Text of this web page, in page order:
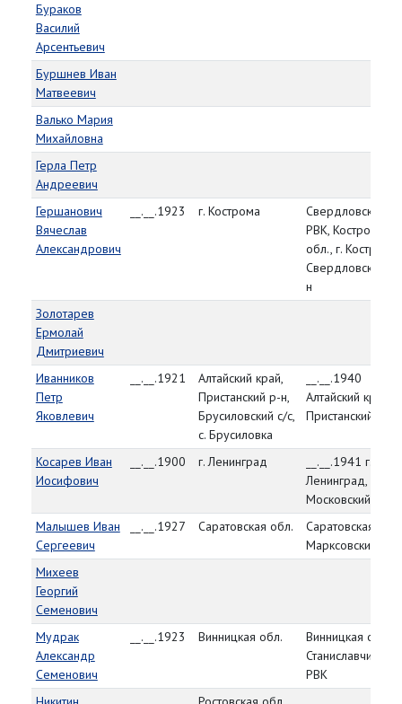
Бураков
Василий
Арсентьевич
Буршнев Иван
Матвеевич
Валько Мария
Михайловна
Герла Петр
Андреевич
Гершанович
Вячеслав
Александрович
__.__.1923 г. Кострома
Свердловский
РВК, Костромская
обл., г. Кострома,
Свердловский р-
н
Золотарев
Ермолай
Дмитриевич
Иванников
Петр
Яковлевич
__.__.1921
Алтайский край,
Пристанский р-н,
Брусиловский с/с,
с. Брусиловка
__.__.1940
Алтайский край,
Пристанский РВК
Косарев Иван
Иосифович
__.__.1900 г. Ленинград
__.__.1941 г.
Ленинград,
Московский РВК
Малышев Иван
Сергеевич
__.__.1927 Саратовская обл.
Саратовская
Марксовский РВК
Михеев
Георгий
Семенович
Мудрак
Александр
Семенович
__.__.1923 Винницкая обл.
Винницкая обл.,
Станиславчикский
РВК